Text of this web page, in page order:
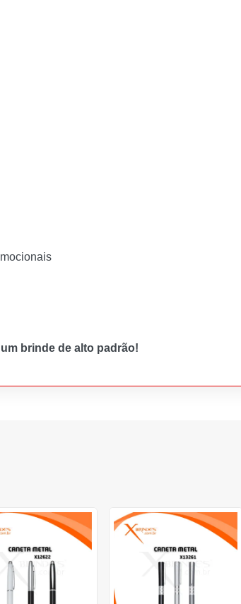
brinde de alto padrão!